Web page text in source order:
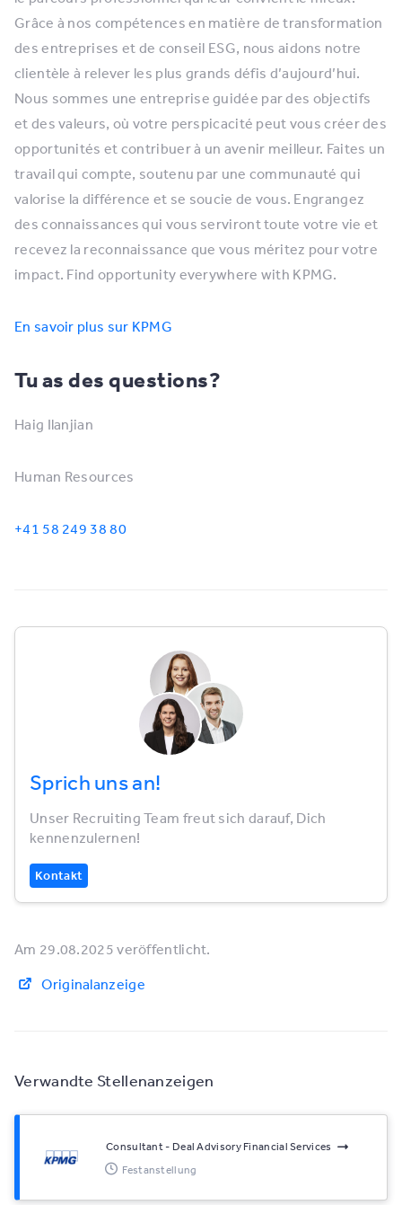
Verwandte Stellenanzeigen
Consultant - Deal Advisory Financial Services
Festanstellung
Grâce à nos compétences en matière de transformation
des entreprises et de conseil ESG, nous aidons notre
clientèle à relever les plus grands défis d’aujourd’hui.
Nous sommes une entreprise guidée par des objectifs
et des valeurs, où votre perspicacité peut vous créer des
opportunités et contribuer à un avenir meilleur. Faites un
travail qui compte, soutenu par une communauté qui
valorise la différence et se soucie de vous. Engrangez
des connaissances qui vous serviront toute votre vie et
recevez la reconnaissance que vous méritez pour votre
impact. Find opportunity everywhere with KPMG.
En savoir plus sur KPMG
Tu as des questions?
Haig Ilanjian
Human Resources
+41 58 249 38 80
Sprich uns an!
Unser Recruiting Team freut sich darauf, Dich
kennenzulernen!
Kontakt
Am 29.08.2025 veröffentlicht.
Originalanzeige